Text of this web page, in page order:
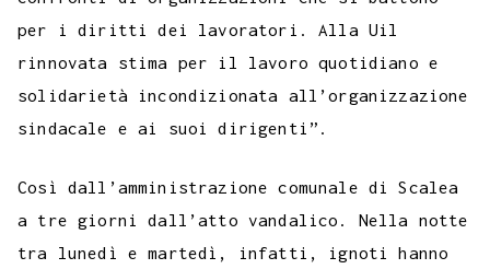
t
k
per i diritti dei lavoratori. Alla Uil
rinnovata stima per il lavoro quotidiano e
solidarietà incondizionata all’organizzazione
sindacale e ai suoi dirigenti”.
Così dall’amministrazione comunale di Scalea
a tre giorni dall’atto vandalico. Nella notte
tra lunedì e martedì, infatti, ignoti hanno